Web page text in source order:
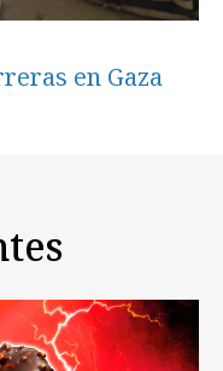
en Gaza